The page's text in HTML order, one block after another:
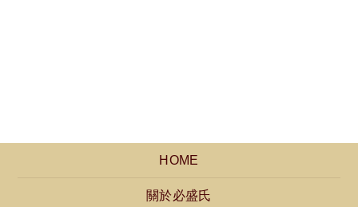
HOME
關於必盛氏